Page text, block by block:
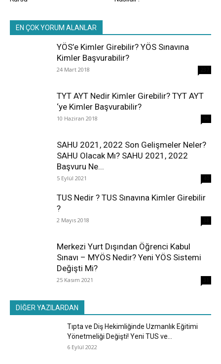
EN ÇOK YORUM ALANLAR
YÖS’e Kimler Girebilir? YÖS Sınavına
Kimler Başvurabilir?
24 Mart 2018
TYT AYT Nedir Kimler Girebilir? TYT AYT
‘ye Kimler Başvurabilir?
10 Haziran 2018
SAHU 2021, 2022 Son Gelişmeler Neler?
SAHU Olacak Mı? SAHU 2021, 2022
Başvuru Ne...
5 Eylül 2021
TUS Nedir ? TUS Sınavına Kimler Girebilir
?
2 Mayıs 2018
Merkezi Yurt Dışından Öğrenci Kabul
Sınavı – MYÖS Nedir? Yeni YÖS Sistemi
Değişti Mi?
25 Kasım 2021
DİĞER YAZILARDAN
Tıpta ve Diş Hekimliğinde Uzmanlık Eğitimi
Yönetmeliği Değişti! Yeni TUS ve...
6 Eylül 2022